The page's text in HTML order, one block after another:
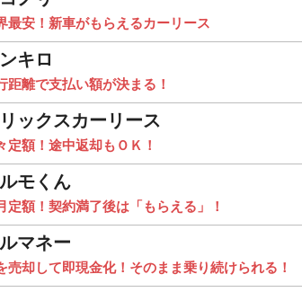
最安！新車がもらえるカーリース
キロ
距離で支払い額が決まる！
ックスカーリース
定額！途中返却もＯＫ！
モくん
定額！契約満了後は「もらえる」！
マネー
売却して即現金化！そのまま乗り続けられる！